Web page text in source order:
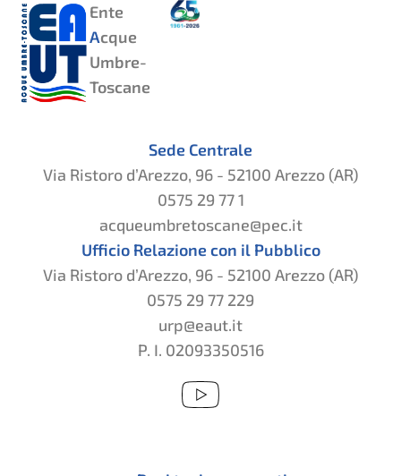
Ente
Acque
Umbre-
Toscane
Sede Centrale
Via Ristoro d’Arezzo, 96 - 52100 Arezzo (AR)
0575 29 77 1
acqueumbretoscane@pec.it
Ufficio Relazione con il Pubblico
Via Ristoro d’Arezzo, 96 - 52100 Arezzo (AR)
0575 29 77 229
urp@eaut.it
P. I. 02093350516